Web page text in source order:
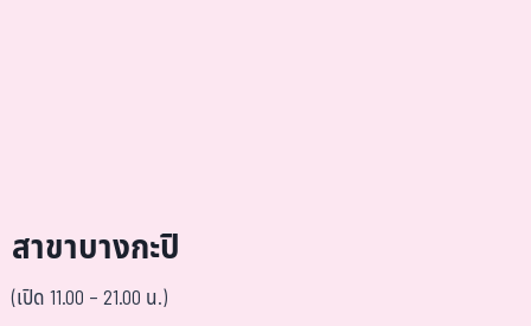
สาขาบางกะปิ
(เปิด 11.00 – 21.00 น.)